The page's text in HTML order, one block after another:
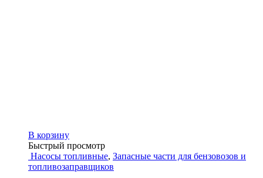
В корзину
Быстрый просмотр
Насосы топливные, Запасные части для бензовозов и
топливозаправщиков